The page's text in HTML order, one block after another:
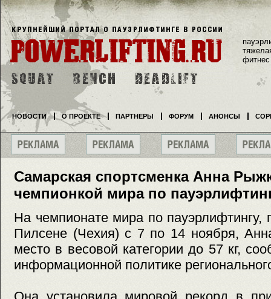
Самарская спортсменка Анна
чемпионкой мира по
На чемпионате мира по пауэрлифтингу,
Пилсене (Чехия) с 7 по 14 ноября,
место в весовой категории до 57 кг,
информационной политике
фитнес
НОВОСТИ О ПРОЕКТЕ ПАРТНЕРЫ ФОРУМ АНОНСЫ